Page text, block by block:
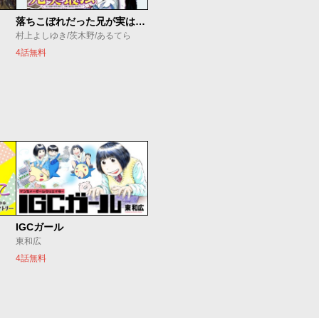
落ちこぼれだった兄が実は最強 ～史上最強の勇者は転生し、学園で無自覚に無双する～
村上よしゆき/茨木野/あるてら
4話無料
IGCガール
東和広
4話無料